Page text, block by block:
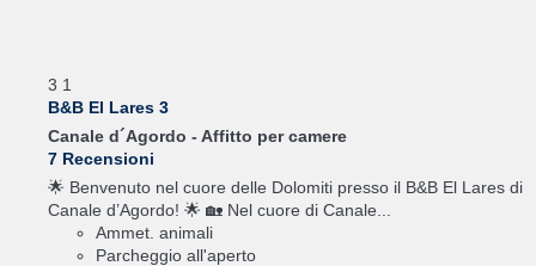
3 1
B&B El Lares 3
Canale d´Agordo - Affitto per camere
7 Recensioni
🌟 Benvenuto nel cuore delle Dolomiti presso il B&B El Lares di
Canale d’Agordo! 🌟 🏡 Nel cuore di Canale...
Ammet. animali
Parcheggio all'aperto